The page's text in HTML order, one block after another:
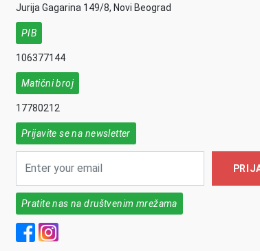
Jurija Gagarina 149/8, Novi Beograd
PIB
106377144
Matični broj
17780212
Prijavite se na newsletter
Pratite nas na društvenim mrežama